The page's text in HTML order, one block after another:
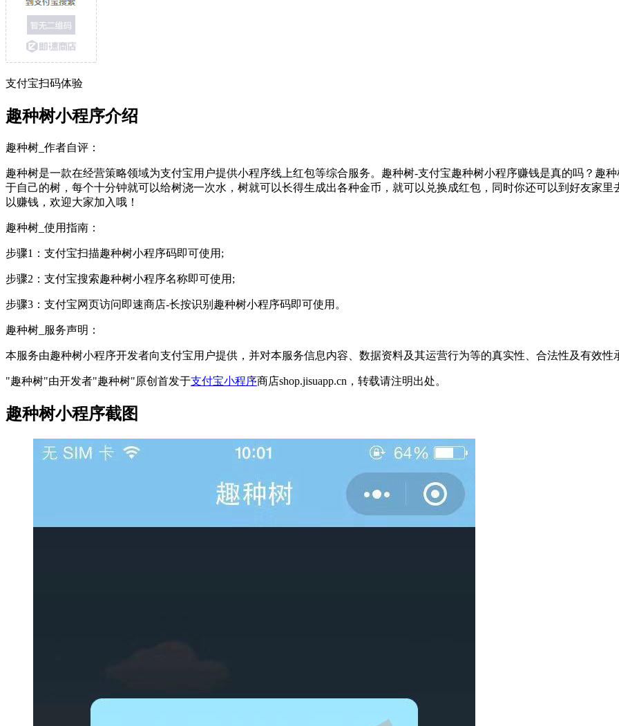
支付宝扫码体验
趣种树小程序介绍
趣种树_作者自评：
趣种树是一款在经营策略领域为支付宝用户提供小程序线上红包等综合服务。趣种树-支付宝趣种树小程序赚钱是真的吗？趣
于自己的树，每个十分钟就可以给树浇一次水，树就可以长得生成出各种金币，就可以兑换成红包，同时你还可以到好友家
以赚钱，欢迎大家加入哦！
趣种树_使用指南：
步骤1：支付宝扫描趣种树小程序码即可使用;
步骤2：支付宝搜索趣种树小程序名称即可使用;
步骤3：支付宝网页访问即速商店-长按识别趣种树小程序码即可使用。
趣种树_服务声明：
本服务由趣种树小程序开发者向支付宝用户提供，并对本服务信息内容、数据资料及其运营行为等的真实性、合法性及有效性
"趣种树"由开发者"趣种树"原创首发于支付宝小程序商店shop.jisuapp.cn，转载请注明出处。
趣种树小程序截图